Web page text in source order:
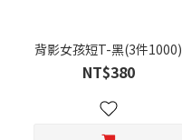
背影女孩短T-黑(3件1000)
NT$380